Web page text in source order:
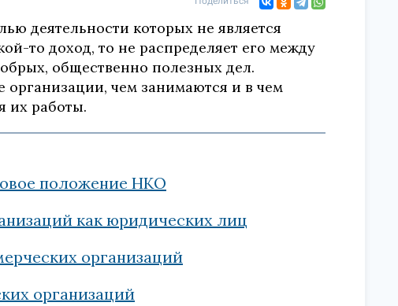
деятельности которых не является
то доход, то не распределяет его между
общественно полезных дел.
чем занимаются и в чем
их работы.
положение НКО
как юридических лиц
организаций
организаций